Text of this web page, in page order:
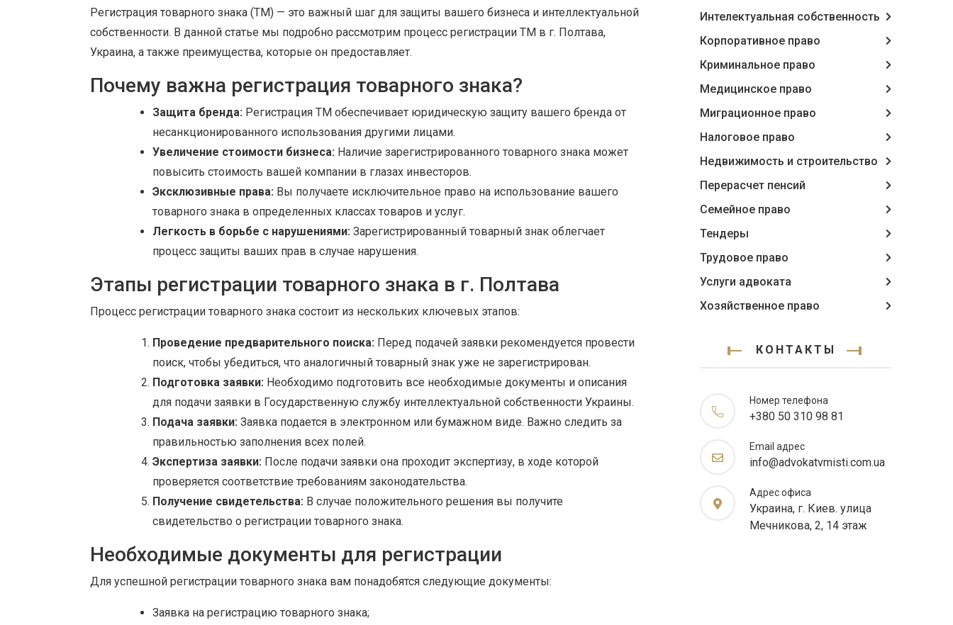
Регистрация товарного знака (ТМ) — это важный шаг для защиты вашего бизнеса и интеллектуальной
собственности. В данной статье мы подробно рассмотрим процесс регистрации ТМ в г. Полтава,
Украина, а также преимущества, которые он предоставляет.
Почему важна регистрация товарного знака?
Защита бренда: Регистрация ТМ обеспечивает юридическую защиту вашего бренда от
несанкционированного использования другими лицами.
Увеличение стоимости бизнеса: Наличие зарегистрированного товарного знака может
повысить стоимость вашей компании в глазах инвесторов.
Эксклюзивные права: Вы получаете исключительное право на использование вашего
товарного знака в определенных классах товаров и услуг.
Легкость в борьбе с нарушениями: Зарегистрированный товарный знак облегчает
процесс защиты ваших прав в случае нарушения.
Этапы регистрации товарного знака в г. Полтава
Процесс регистрации товарного знака состоит из нескольких ключевых этапов:
Проведение предварительного поиска: Перед подачей заявки рекомендуется провести
поиск, чтобы убедиться, что аналогичный товарный знак уже не зарегистрирован.
Подготовка заявки: Необходимо подготовить все необходимые документы и описания
для подачи заявки в Государственную службу интеллектуальной собственности Украины.
Подача заявки: Заявка подается в электронном или бумажном виде. Важно следить за
правильностью заполнения всех полей.
Экспертиза заявки: После подачи заявки она проходит экспертизу, в ходе которой
проверяется соответствие требованиям законодательства.
Получение свидетельства: В случае положительного решения вы получите
свидетельство о регистрации товарного знака.
Необходимые документы для регистрации
Для успешной регистрации товарного знака вам понадобятся следующие документы:
Заявка на регистрацию товарного знака;
Интелектуальная собственность
Корпоративное право
Криминальное право
Медицинское право
Миграционное право
Налоговое право
Недвижимость и строительство
Перерасчет пенсий
Семейное право
Тендеры
Трудовое право
Услуги адвоката
Хозяйственное право
КОНТАКТЫ
Номер телефона
+380 50 310 98 81
Email адрес
info@advokatvmisti.com.ua
Адрес офиса
Украина, г. Киев. улица
Мечникова, 2, 14 этаж